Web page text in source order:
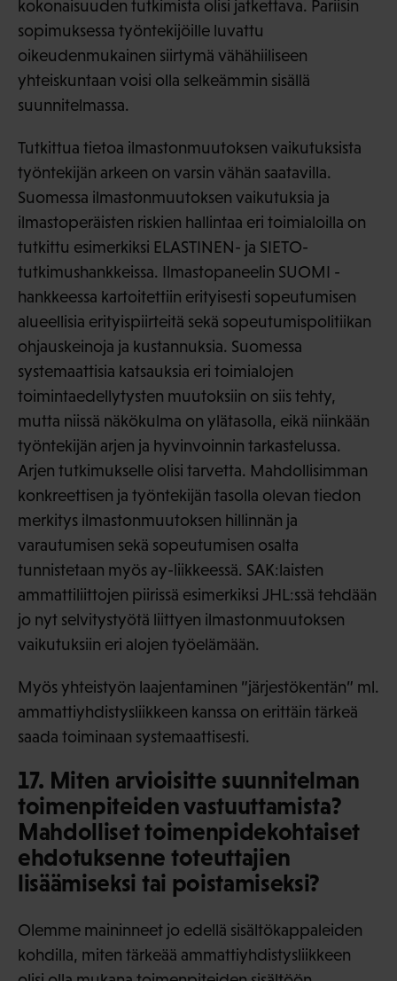
kokonaisuuden tutkimista olisi jatkettava. Pariisin
sopimuksessa työntekijöille luvattu
oikeudenmukainen siirtymä vähähiiliseen
yhteiskuntaan voisi olla selkeämmin sisällä
suunnitelmassa.
Tutkittua tietoa ilmastonmuutoksen vaikutuksista
työntekijän arkeen on varsin vähän saatavilla.
Suomessa ilmastonmuutoksen vaikutuksia ja
ilmastoperäisten riskien hallintaa eri toimialoilla on
tutkittu esimerkiksi ELASTINEN- ja SIETO-
tutkimushankkeissa. Ilmastopaneelin SUOMI -
hankkeessa kartoitettiin erityisesti sopeutumisen
alueellisia erityispiirteitä sekä sopeutumispolitiikan
ohjauskeinoja ja kustannuksia. Suomessa
systemaattisia katsauksia eri toimialojen
toimintaedellytysten muutoksiin on siis tehty,
mutta niissä näkökulma on ylätasolla, eikä niinkään
työntekijän arjen ja hyvinvoinnin tarkastelussa.
Arjen tutkimukselle olisi tarvetta. Mahdollisimman
konkreettisen ja työntekijän tasolla olevan tiedon
merkitys ilmastonmuutoksen hillinnän ja
varautumisen sekä sopeutumisen osalta
tunnistetaan myös ay-liikkeessä. SAK:laisten
ammattiliittojen piirissä esimerkiksi JHL:ssä tehdään
jo nyt selvitystyötä liittyen ilmastonmuutoksen
vaikutuksiin eri alojen työelämään.
Myös yhteistyön laajentaminen ”järjestökentän” ml.
ammattiyhdistysliikkeen kanssa on erittäin tärkeä
saada toiminaan systemaattisesti.
17. Miten arvioisitte suunnitelman
toimenpiteiden vastuuttamista?
Mahdolliset toimenpidekohtaiset
ehdotuksenne toteuttajien
lisäämiseksi tai poistamiseksi?
Olemme maininneet jo edellä sisältökappaleiden
kohdilla, miten tärkeää ammattiyhdistysliikkeen